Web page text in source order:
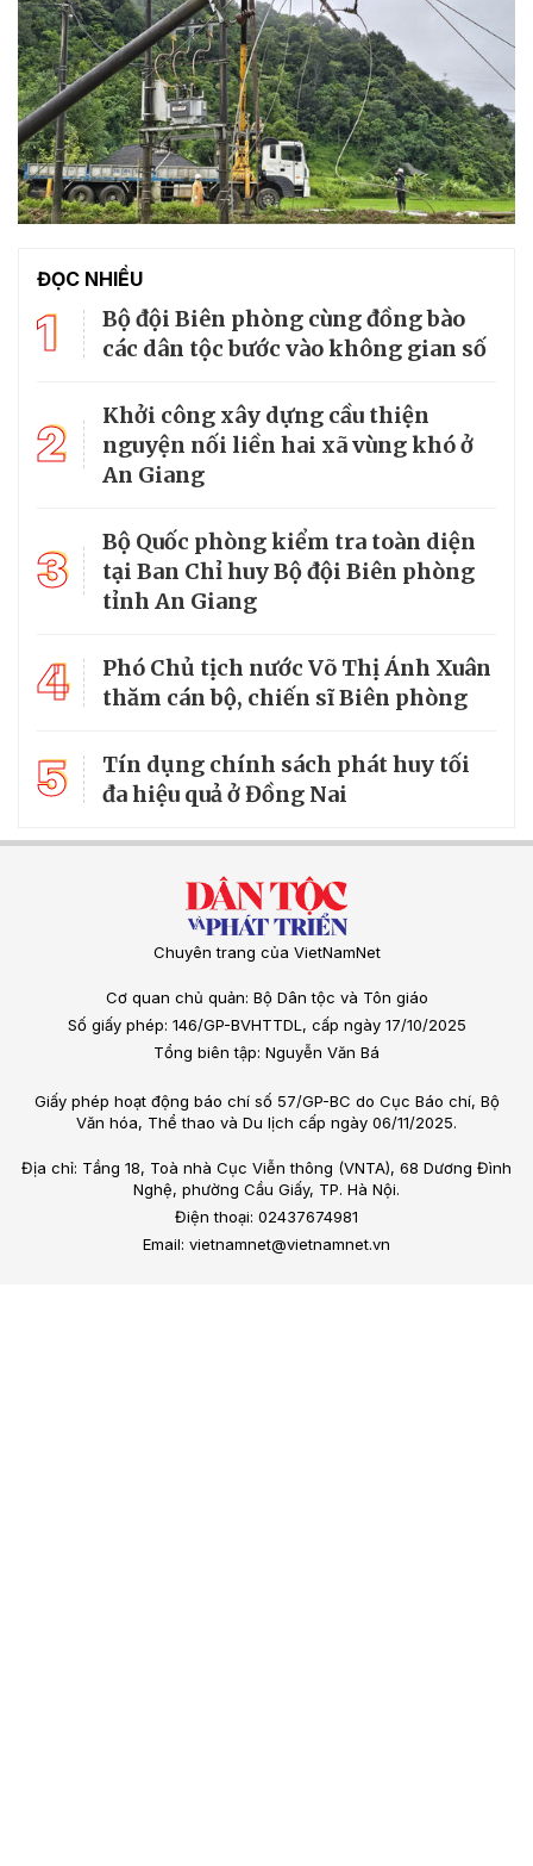
ĐỌC NHIỀU
1
Bộ đội Biên phòng cùng đồng bào
các dân tộc bước vào không gian số
2
Khởi công xây dựng cầu thiện
nguyện nối liền hai xã vùng khó ở
An Giang
3
Bộ Quốc phòng kiểm tra toàn diện
tại Ban Chỉ huy Bộ đội Biên phòng
tỉnh An Giang
4
Phó Chủ tịch nước Võ Thị Ánh Xuân
thăm cán bộ, chiến sĩ Biên phòng
5
Tín dụng chính sách phát huy tối
đa hiệu quả ở Đồng Nai
Chuyên trang của VietNamNet
Cơ quan chủ quản: Bộ Dân tộc và Tôn giáo
Số giấy phép: 146/GP-BVHTTDL, cấp ngày 17/10/2025
Tổng biên tập: Nguyễn Văn Bá
Giấy phép hoạt động báo chí số 57/GP-BC do Cục Báo chí, Bộ
Văn hóa, Thể thao và Du lịch cấp ngày 06/11/2025.
Địa chỉ: Tầng 18, Toà nhà Cục Viễn thông (VNTA), 68 Dương Đình
Nghệ, phường Cầu Giấy, TP. Hà Nội.
Điện thoại: 02437674981
Email: vietnamnet@vietnamnet.vn